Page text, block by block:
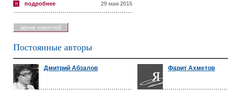
подробнее 29 мая 2015
архив новостей
Постоянные авторы
Дмитрий Абзалов Фарит Ахметов